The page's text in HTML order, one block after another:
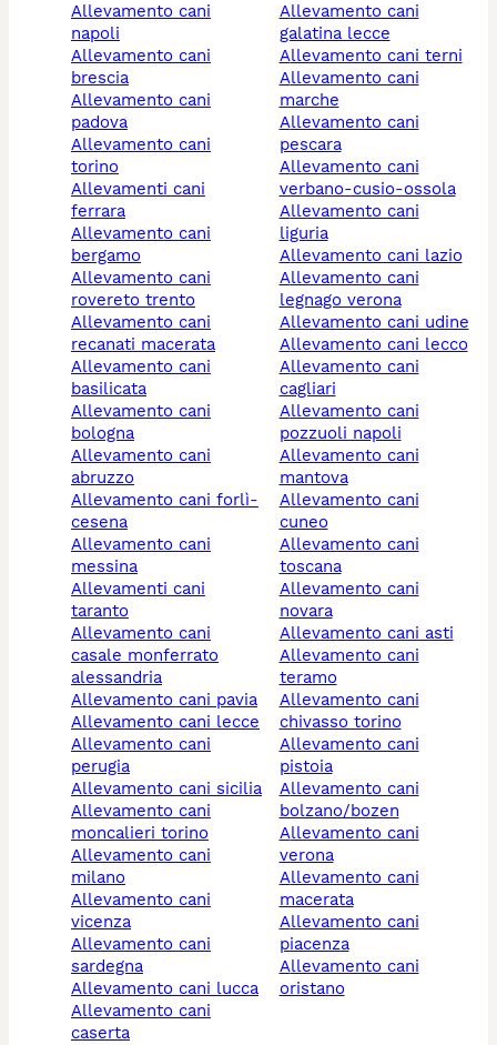
allevamento cani
napoli
allevamento cani
brescia
allevamento cani
padova
allevamento cani
torino
allevamenti cani
ferrara
allevamento cani
bergamo
allevamento cani
rovereto trento
allevamento cani
recanati macerata
allevamento cani
basilicata
allevamento cani
bologna
allevamento cani
abruzzo
allevamento cani forlì-
cesena
allevamento cani
messina
allevamenti cani
taranto
allevamento cani
casale monferrato
alessandria
allevamento cani pavia
allevamento cani lecce
allevamento cani
perugia
allevamento cani sicilia
allevamento cani
moncalieri torino
allevamento cani
milano
allevamento cani
vicenza
allevamento cani
sardegna
allevamento cani lucca
allevamento cani
caserta
allevamento cani
galatina lecce
allevamento cani terni
allevamento cani
marche
allevamento cani
pescara
allevamento cani
verbano-cusio-ossola
allevamento cani
liguria
allevamento cani lazio
allevamento cani
legnago verona
allevamento cani udine
allevamento cani lecco
allevamento cani
cagliari
allevamento cani
pozzuoli napoli
allevamento cani
mantova
allevamento cani
cuneo
allevamento cani
toscana
allevamento cani
novara
allevamento cani asti
allevamento cani
teramo
allevamento cani
chivasso torino
allevamento cani
pistoia
allevamento cani
bolzano/bozen
allevamento cani
verona
allevamento cani
macerata
allevamento cani
piacenza
allevamento cani
oristano